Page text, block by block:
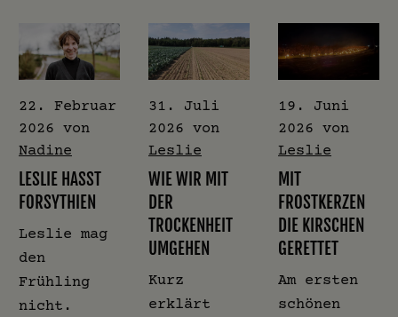
22. Februar
2026 von
Nadine
LESLIE HASST
FORSYTHIEN
Leslie mag
den
Frühling
nicht.
31. Juli
2026 von
Leslie
WIE WIR MIT
DER
TROCKENHEIT
UMGEHEN
Kurz
erklärt
19. Juni
2026 von
Leslie
MIT
FROSTKERZEN
DIE KIRSCHEN
GERETTET
Am ersten
schönen